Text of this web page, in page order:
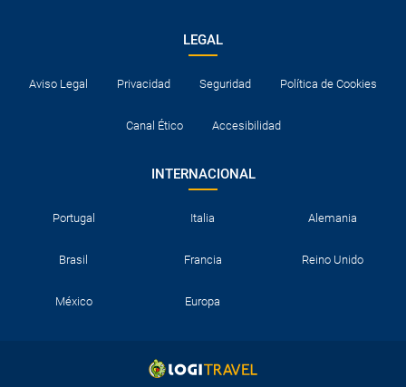
LEGAL
Aviso Legal Privacidad Seguridad Política de Cookies
Canal Ético Accesibilidad
INTERNACIONAL
Portugal Italia Alemania
Brasil Francia Reino Unido
México Europa